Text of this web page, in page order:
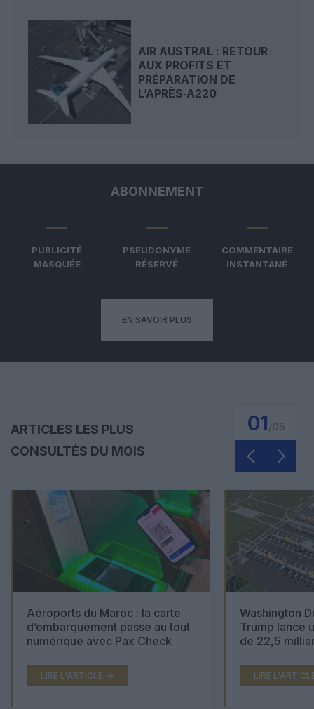
AIR AUSTRAL : RETOUR
AUX PROFITS ET
PRÉPARATION DE
L’APRÈS‑A220
ABONNEMENT
PUBLICITÉ
MASQUÉE
PSEUDONYME
RÉSERVÉ
COMMENTAIRE
INSTANTANÉ
EN SAVOIR PLUS
ARTICLES LES PLUS
CONSULTÉS DU MOIS
01
Aéroports du Maroc : la carte
d’embarquement passe au tout
numérique avec Pax Check
LIRE L'ARTICLE
Washington
Trump lance
de 22,5
LIRE